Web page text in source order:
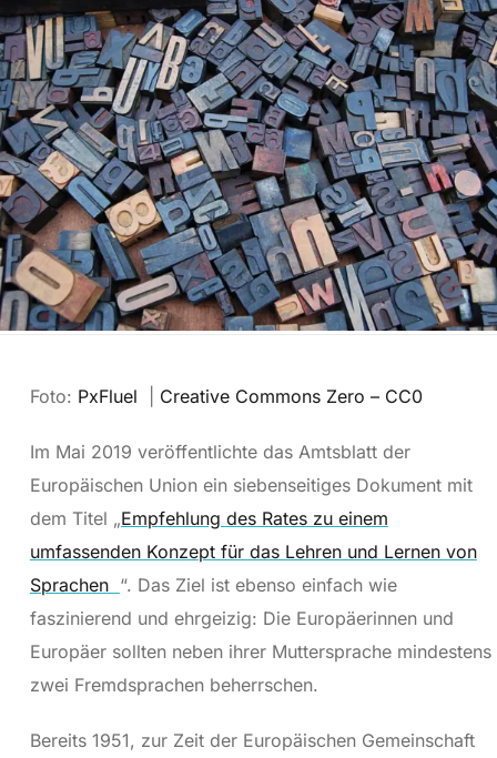
Foto: PxFluel Creative Commons Zero – CC0
Im Mai 2019 veröffentlichte das Amtsblatt der
Europäischen Union ein siebenseitiges Dokument mit
dem Titel „Empfehlung des Rates zu einem
umfassenden Konzept für das Lehren und Lernen von
Sprachen “. Das Ziel ist ebenso einfach wie
faszinierend und ehrgeizig: Die Europäerinnen und
Europäer sollten neben ihrer Muttersprache mindestens
zwei Fremdsprachen beherrschen.
Bereits 1951, zur Zeit der Europäischen Gemeinschaft